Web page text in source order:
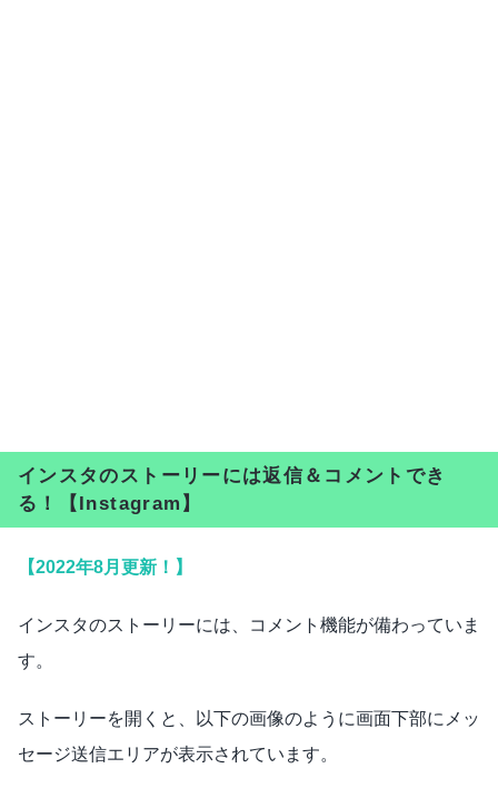
インスタのストーリーには返信＆コメントでき
る！【Instagram】
【2022年8月更新！】
インスタのストーリーには、コメント機能が備わっていま
す。
ストーリーを開くと、以下の画像のように画面下部にメッ
セージ送信エリアが表示されています。